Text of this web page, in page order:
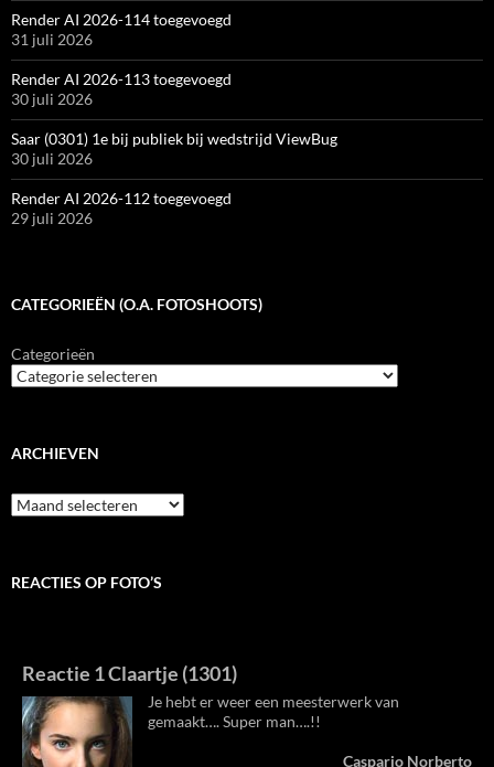
Render AI 2026-114 toegevoegd
31 juli 2026
Render AI 2026-113 toegevoegd
30 juli 2026
Saar (0301) 1e bij publiek bij wedstrijd ViewBug
30 juli 2026
Render AI 2026-112 toegevoegd
29 juli 2026
CATEGORIEËN (O.A. FOTOSHOOTS)
Categorieën
ARCHIEVEN
Archieven
REACTIES OP FOTO’S
Reactie 1 Claartje (1301)
Je hebt er weer een meesterwerk van
gemaakt…. Super man….!!
Caspario Norberto